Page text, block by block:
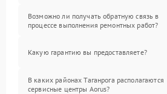
Возможно ли получать обратную связь в
процессе выполнения ремонтных работ?
Какую гарантию вы предоставляете?
В каких районах Таганрога располагаются
сервисные центры Aorus?